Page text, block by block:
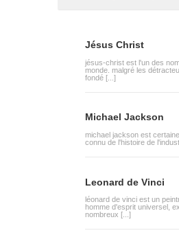
Jésus Christ
jésus-christ est l'un des
monde. malgré les
fondé [...]
Michael Jackson
michael jackson est
connu de l'histoire de
Leonard de Vinci
léonard de vinci est un
homme d'esprit universel,
nombreux [...]